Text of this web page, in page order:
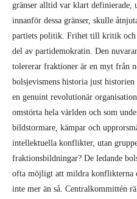
gränser alltid var klart definierade,
innanför dessa gränser, skulle
partiets politik. Frihet till kritik
del av partidemokratin. Den
tolererar fraktioner är en myt från
bolsjevismens historia just
en genuint revolutionär
omstörta hela världen och som
bildstormare, kämpar och
intellektuella konflikter, utan
fraktionsbildningar? De ledande
ofta möjligt att mildra konflikterna
inte mer än så. Centralkommittén